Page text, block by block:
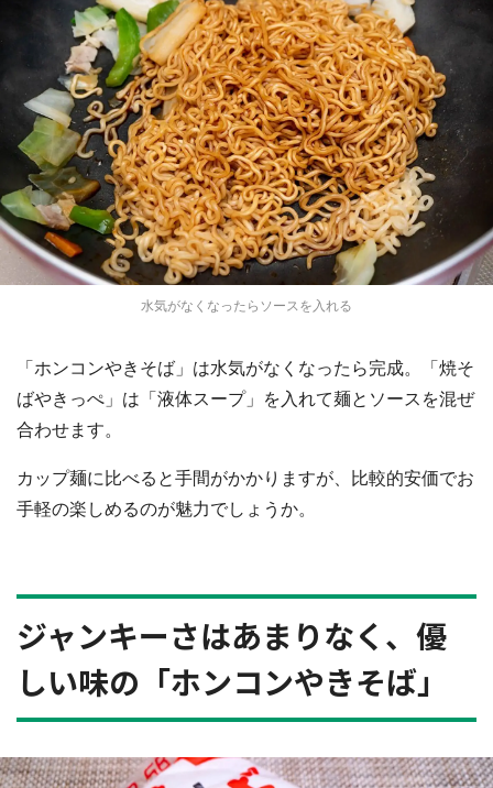
水気がなくなったらソースを入れる
「ホンコンやきそば」は水気がなくなったら完成。「焼そ
ばやきっぺ」は「液体スープ」を入れて麺とソースを混ぜ
合わせます。
カップ麺に比べると手間がかかりますが、比較的安価でお
手軽の楽しめるのが魅力でしょうか。
ジャンキーさはあまりなく、優
しい味の「ホンコンやきそば」